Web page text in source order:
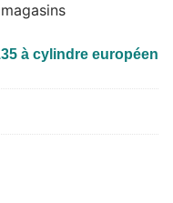
à cylindre européen